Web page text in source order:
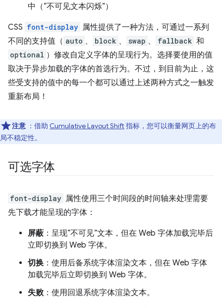
中（“不可见文本闪烁”）
CSS font-display 属性提供了一种方法，可通过一系列
不同的支持值（ auto 、 block 、 swap 、 fallback 和
optional ）修改自定义字体的呈现行为。选择要使用的值
取决于异步加载的字体的首选行为。不过，到目前为止，这
些受支持的值中的每一个都可以通过上述两种方式之一触发
重新布局！
注意 ：借助 Cumulative Layout Shift 指标，您可以衡量网页上的布
局不稳定性。
可选字体
font-display 属性使用三个时间段的时间轴来处理需要
先下载才能呈现的字体：
屏蔽 ：呈现“不可见”文本，但在 Web 字体加载完毕后
立即切换到 Web 字体。
切换 ：使用后备系统字体渲染文本，但在 Web 字体
加载完毕后立即切换到 Web 字体。
失败 ：使用回退系统字体渲染文本。